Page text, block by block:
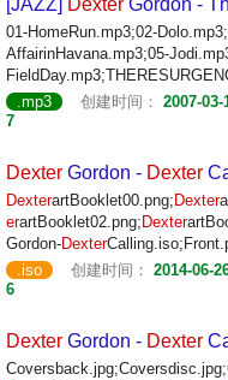
[JAZZ] Dexter Gordon -
01-HomeRun.mp3;02-
AffairinHavana.mp3;05-
.mp3
创建时间： 2007-03-
7
Dexter Gordon - Dexter
DexterartBooklet00.png; Dexter
erartBooklet02.png; Dexter
Gordon-Dexter
.iso
创建时间： 2014-06-
6
Dexter Gordon - Dexter